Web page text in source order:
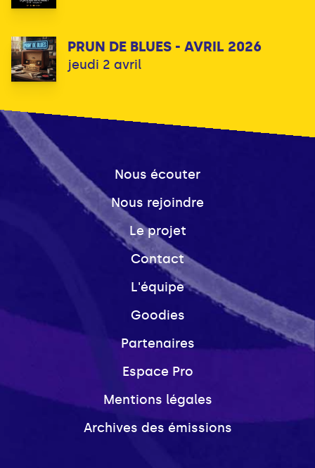
PRUN DE BLUES - AVRIL 2026
jeudi 2 avril
Nous écouter
Nous rejoindre
Le projet
Contact
L'équipe
Goodies
Partenaires
Espace Pro
Mentions légales
Archives des émissions